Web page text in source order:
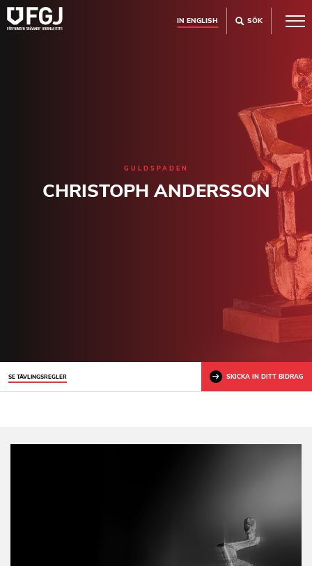
IN ENGLISH SÖK
GULDSPADEN
CHRISTOPH ANDERSSON
SE TÄVLINGSREGLER SKICKA IN DITT BIDRAG